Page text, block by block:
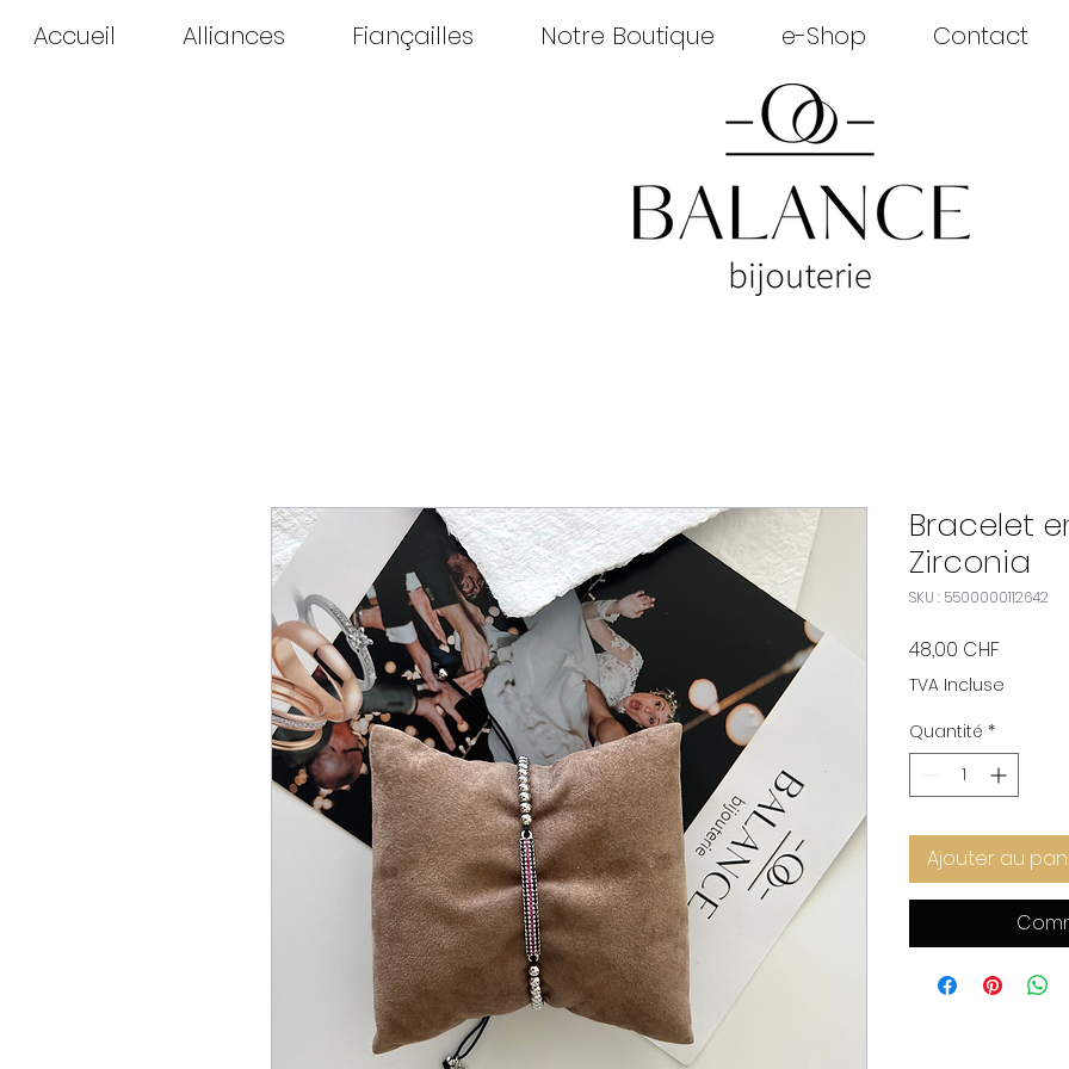
Accueil Alliances Fiançailles Notre Boutique e-Shop Contact
Bracelet
Zirconia
SKU : 5500000112642
48,00 CHF
TVA Incluse
Quantité *
Ajouter au